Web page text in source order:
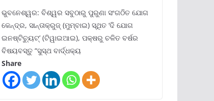
ଭୁବନେଶ୍ୱର: ବିଶ୍ୱର ସବୁଠାରୁ ପୁରୁଣା ସଂଗଠିତ ଯୋଗ
କେନ୍ଦ୍ର, ସାନ୍ତାକ୍ରୁଜ୍ (ମୁମ୍ବାଇ) ସ୍ଥିତ ‘ଦି ଯୋଗ
ଇନଷ୍ଟିଚ୍ୟୁଟ୍‌’ (ଟିୱାଇଆଇ), ପକ୍ଷରୁ ଚଳିତ ବର୍ଷର
ବିଷୟବସ୍ତୁ “ସୁସ୍ଥ ବାର୍ଦ୍ଧକ୍ୟ
Share